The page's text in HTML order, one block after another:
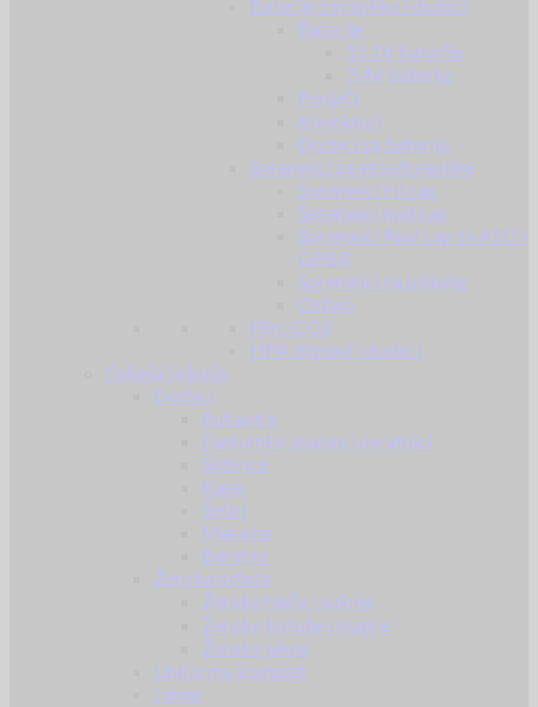
Baterije za replike i dodaci
Baterije
11.1V baterije
7.4V baterije
Punjači
Konektori
Dodaci za baterije
Spremnici za airsoft replike
Spremnici Hi cap
Spremnici mid cap
Spremnici Real cap za AEG i
GBBR
Spremnici za pištolje
Ostalo
Plin i CO2
HPA dijelovi i dodaci
Odjeća i obuća
Dodaci
Rukavice
Fantomke, maske i ovratnici
Šilterice
Kape
Šeširi
Marame
Beretke
Ženska odjeća
Ženske hlače i suknje
Ženske košulje i majice
Ženske jakne
Uniforma komplet
Jakne